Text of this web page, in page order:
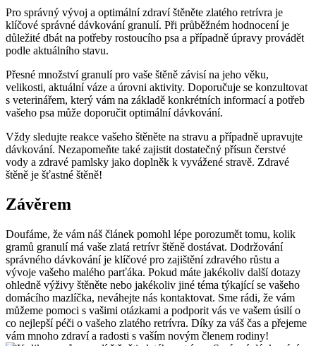
Pro správný vývoj a optimální zdraví štěněte zlatého retrívra je
klíčové správné dávkování granulí. Při průběžném hodnocení je
důležité dbát na potřeby rostoucího psa a případně úpravy provádět
podle aktuálního stavu.
Přesné množství granulí pro vaše štěně závisí na jeho věku,
velikosti, aktuální váze a úrovni aktivity. Doporučuje se konzultovat
s veterinářem, který vám na základě konkrétních informací a potřeb
vašeho psa může doporučit optimální dávkování.
Vždy sledujte reakce vašeho štěněte na stravu a případně upravujte
dávkování. Nezapomeňte také zajistit dostatečný přísun čerstvé
vody a zdravé pamlsky jako doplněk k vyvážené stravě. Zdravé
štěně je šťastné štěně!
Závěrem
Doufáme, že vám náš článek pomohl lépe porozumět tomu, kolik
gramů granulí má vaše zlatá retrívr štěně dostávat. Dodržování
správného dávkování je klíčové pro zajištění zdravého růstu a
vývoje vašeho malého parťáka. Pokud máte jakékoliv další dotazy
ohledně výživy štěněte nebo jakékoliv jiné téma týkající se vašeho
domácího mazlíčka, neváhejte nás kontaktovat. Sme rádi, že vám
můžeme pomoci s vašimi otázkami a podporit vás ve vašem úsilí o
co nejlepší péči o vašeho zlatého retrívra. Díky za váš čas a přejeme
vám mnoho zdraví a radosti s vaším novým členem rodiny!